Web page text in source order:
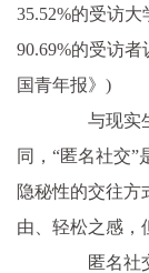
35.52%的受访
90.69%的受访
国青年报》)
与现实生
同，“匿名社交
隐秘性的交往方
由、轻松之感，
匿名社交